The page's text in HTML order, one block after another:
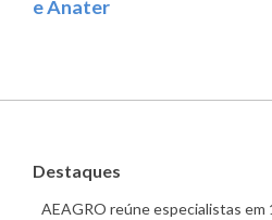
e Anater
Destaques
AEAGRO reúne especialistas em